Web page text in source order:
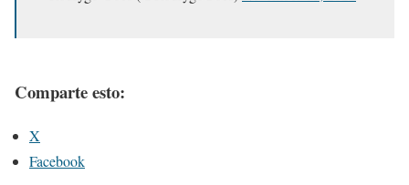
Comparte esto:
X
Facebook